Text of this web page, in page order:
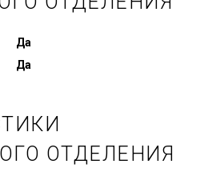
Да
Да
ОТДЕЛЕНИЯ